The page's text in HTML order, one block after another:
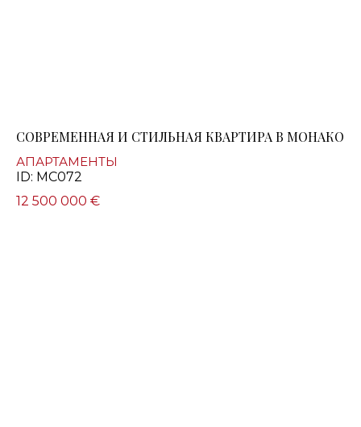
СОВРЕМЕННАЯ И СТИЛЬНАЯ КВАРТИРА В МОНАКО
АПАРТАМЕНТЫ
ID: MC072
12 500 000 €